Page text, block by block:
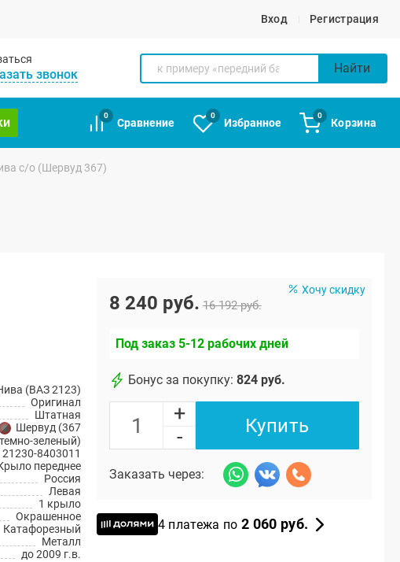
Вход Регистрация
звонок Найти
0
Сравнение
0
Избранное
0
Корзина
с/о (Шервуд 367)
(ВАЗ 2123)
Оригинал
Штатная
Шервуд (367
темно-зеленый)
21230-8403011
переднее
Россия
Левая
1 крыло
Окрашенное
Катафорезный
Металл
до 2009 г.в.
Хочу скидку
8 240 руб. 16 192 руб.
Под заказ 5-12 рабочих дней
Бонус за покупку: 824 руб.
+
-
Купить
Заказать через:
4 платежа по 2 060 руб.